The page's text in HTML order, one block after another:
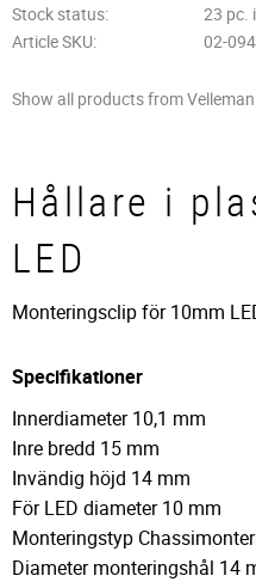
Stock status
23 pc.
Article SKU
02-
Show all products from Velleman
Hållare i
LED
Monteringsclip för 10mm
Specifikationer
Innerdiameter 10,1 mm
Inre bredd 15 mm
Invändig höjd 14 mm
För LED diameter 10 mm
Monteringstyp
Diameter monteringshål 14